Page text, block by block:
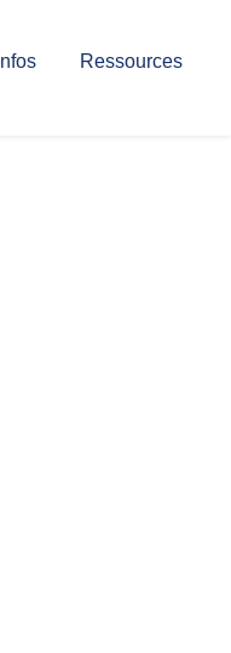
Infos Ressources